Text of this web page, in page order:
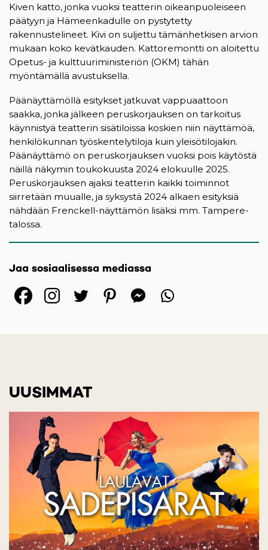
Kiven katto, jonka vuoksi teatterin oikeanpuoleiseen
päätyyn ja Hämeenkadulle on pystytetty
rakennustelineet. Kivi on suljettu tämänhetkisen arvion
mukaan koko kevätkauden. Kattoremontti on aloitettu
Opetus- ja kulttuuriministeriön (OKM) tähän
myöntämällä avustuksella.
Päänäyttämöllä esitykset jatkuvat vappuaattoon
saakka, jonka jälkeen peruskorjauksen on tarkoitus
käynnistyä teatterin sisätiloissa koskien niin näyttämöä,
henkilökunnan työskentelytiloja kuin yleisötilojakin.
Päänäyttämö on peruskorjauksen vuoksi pois käytöstä
näillä näkymin toukokuusta 2024 elokuulle 2025.
Peruskorjauksen ajaksi teatterin kaikki toiminnot
siirretään muualle, ja syksystä 2024 alkaen esityksiä
nähdään Frenckell-näyttämön lisäksi mm. Tampere-
talossa.
Jaa sosiaalisessa mediassa
(opens in a new tab)
(opens in a new tab)
(opens in a new
(opens in a
UUSIMMAT